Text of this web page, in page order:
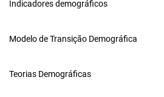
Indicadores demográficos
Modelo de Transição Demográfica
Teorias Demográficas